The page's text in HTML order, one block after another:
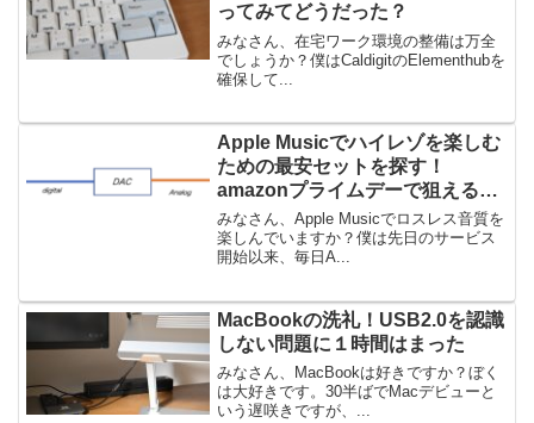
ってみてどうだった？
みなさん、在宅ワーク環境の整備は万全
でしょうか？僕はCaldigitのElementhubを
確保して...
Apple Musicでハイレゾを楽しむ
ための最安セットを探す！
amazonプライムデーで狙えるも
の
みなさん、Apple Musicでロスレス音質を
楽しんでいますか？僕は先日のサービス
開始以来、毎日A...
MacBookの洗礼！USB2.0を認識
しない問題に１時間はまった
みなさん、MacBookは好きですか？ぼく
は大好きです。30半ばでMacデビューと
いう遅咲きですが、...